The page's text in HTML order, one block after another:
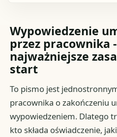
Wypowiedzenie
przez pracownika
najważniejsze
start
To pismo jest
pracownika o zakończeniu
wypowiedzeniem. Dlatego
kto składa oświadczenie,